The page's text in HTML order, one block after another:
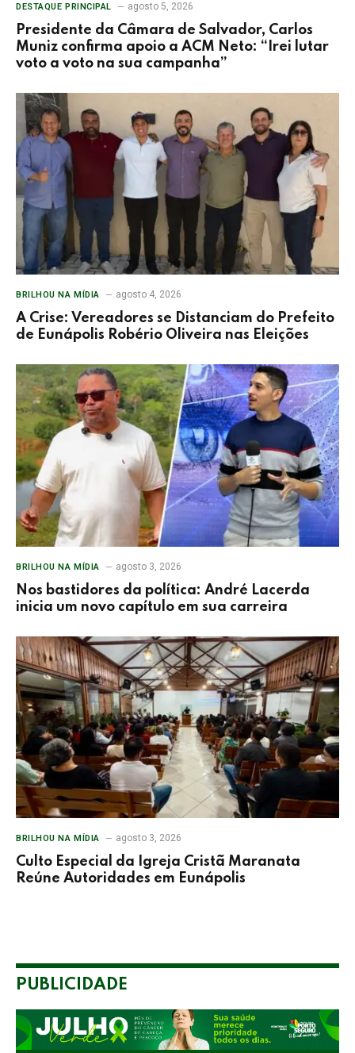
DESTAQUE PRINCIPAL agosto 5, 2026
Presidente da Câmara de Salvador, Carlos
Muniz confirma apoio a ACM Neto: “Irei lutar
voto a voto na sua campanha”
BRILHOU NA MÍDIA agosto 4, 2026
A Crise: Vereadores se Distanciam do Prefeito
de Eunápolis Robério Oliveira nas Eleições
BRILHOU NA MÍDIA agosto 3, 2026
Nos bastidores da política: André Lacerda
inicia um novo capítulo em sua carreira
BRILHOU NA MÍDIA agosto 3, 2026
Culto Especial da Igreja Cristã Maranata
Reúne Autoridades em Eunápolis
PUBLICIDADE